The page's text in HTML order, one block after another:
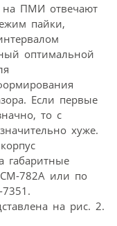
ПМИ отвечают
пайки,
оптимальной
Если первые
то с
хуже.
габаритные
782A или по
на рис. 2.